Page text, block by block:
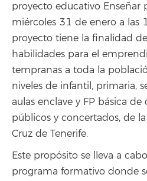
proyecto educativo Enseñar
miércoles 31 de enero a las
proyecto tiene la finalidad
habilidades para el
tempranas a toda la
niveles de infantil, primaria,
aulas enclave y FP básica
públicos y concertados, de
Cruz de Tenerife.
Este propósito se lleva a
programa formativo donde